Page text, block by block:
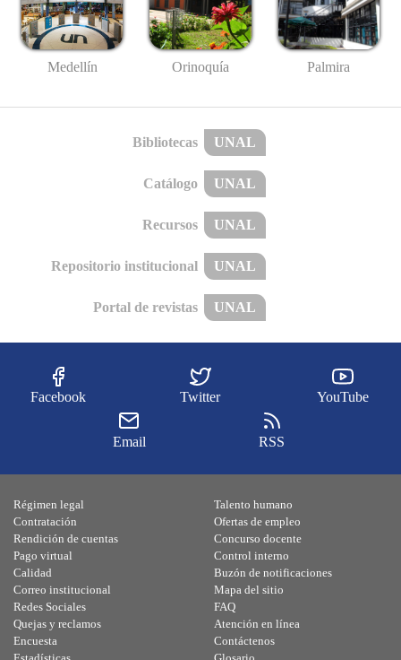
Medellín Orinoquía Palmira
Bibliotecas UNAL
Catálogo UNAL
Recursos UNAL
Repositorio institucional UNAL
Portal de revistas UNAL
Facebook Twitter YouTube
Email RSS
Régimen legal
Contratación
Rendición de cuentas
Pago virtual
Calidad
Talento humano
Ofertas de empleo
Concurso docente
Control interno
Buzón de notificaciones
Correo institucional
Redes Sociales
Quejas y reclamos
Encuesta
Mapa del sitio
FAQ
Atención en línea
Contáctenos